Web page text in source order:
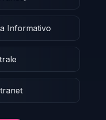
Informativo